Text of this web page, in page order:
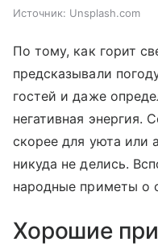
Источник: Unsplash.com
По тому, как горит
предсказывали
гостей и даже
негативная энергия.
скорее для уюта или
никуда не делись.
народные приметы о
Хорошие